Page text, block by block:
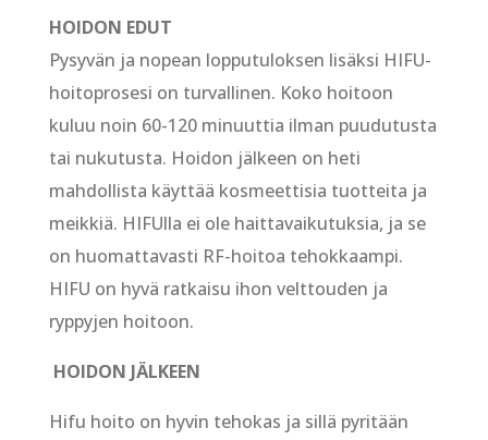
HOIDON EDUT
Pysyvän ja nopean lopputuloksen lisäksi HIFU-
hoitoprosesi on turvallinen. Koko hoitoon
kuluu noin 60-120 minuuttia ilman puudutusta
tai nukutusta. Hoidon jälkeen on heti
mahdollista käyttää kosmeettisia tuotteita ja
meikkiä. HIFUlla ei ole haittavaikutuksia, ja se
on huomattavasti RF-hoitoa tehokkaampi.
HIFU on hyvä ratkaisu ihon velttouden ja
ryppyjen hoitoon.
HOIDON JÄLKEEN
Hifu hoito on hyvin tehokas ja sillä pyritään